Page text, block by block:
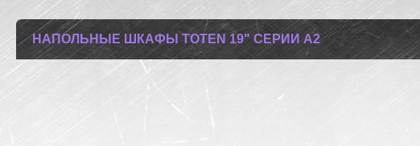
НАПОЛЬНЫЕ ШКАФЫ TOTEN 19" СЕРИИ A2